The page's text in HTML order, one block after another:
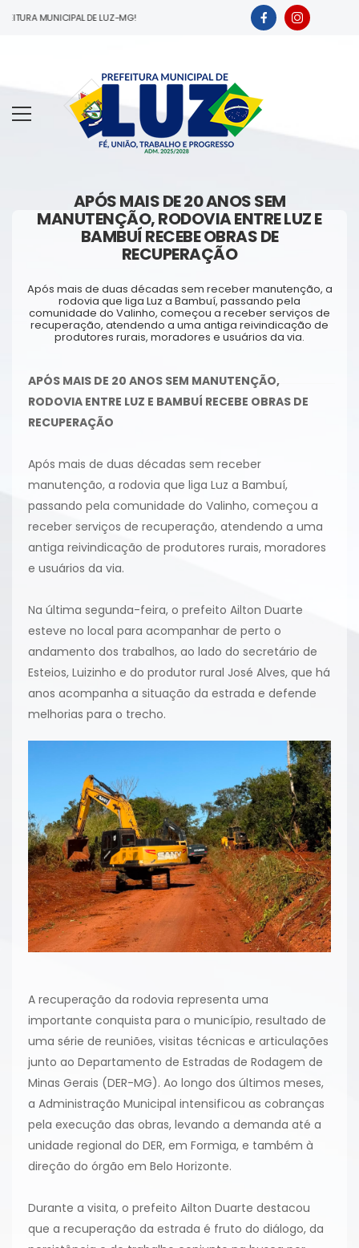
MUNICIPAL DE LUZ-MG!
APÓS MAIS DE 20 ANOS SEM
MANUTENÇÃO, RODOVIA ENTRE LUZ E
BAMBUÍ RECEBE OBRAS DE
RECUPERAÇÃO
Após mais de duas décadas sem receber manutenção, a
rodovia que liga Luz a Bambuí, passando pela
comunidade do Valinho, começou a receber serviços de
recuperação, atendendo a uma antiga reivindicação de
produtores rurais, moradores e usuários da via.
APÓS MAIS DE 20 ANOS SEM MANUTENÇÃO,
RODOVIA ENTRE LUZ E BAMBUÍ RECEBE OBRAS DE
RECUPERAÇÃO
Após mais de duas décadas sem receber
manutenção, a rodovia que liga Luz a Bambuí,
passando pela comunidade do Valinho, começou a
receber serviços de recuperação, atendendo a uma
antiga reivindicação de produtores rurais, moradores
e usuários da via.
Na última segunda-feira, o prefeito Ailton Duarte
esteve no local para acompanhar de perto o
andamento dos trabalhos, ao lado do secretário de
Esteios, Luizinho e do produtor rural José Alves, que há
anos acompanha a situação da estrada e defende
melhorias para o trecho.
A recuperação da rodovia representa uma
importante conquista para o município, resultado de
uma série de reuniões, visitas técnicas e articulações
junto ao Departamento de Estradas de Rodagem de
Minas Gerais (DER-MG). Ao longo dos últimos meses,
a Administração Municipal intensificou as cobranças
pela execução das obras, levando a demanda até a
unidade regional do DER, em Formiga, e também à
direção do órgão em Belo Horizonte.
Durante a visita, o prefeito Ailton Duarte destacou
que a recuperação da estrada é fruto do diálogo, da